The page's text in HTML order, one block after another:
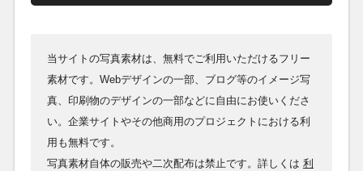
当サイトの写真素材は、無料でご利用いただけるフリー
素材です。Webデザインの一部、ブログ等のイメージ写
真、印刷物のデザインの一部などに自由にお使いくださ
い。企業サイトやその他商用のプロジェクトにおける利
用も無料です。
写真素材自体の販売や二次配布は禁止です。詳しくは 利